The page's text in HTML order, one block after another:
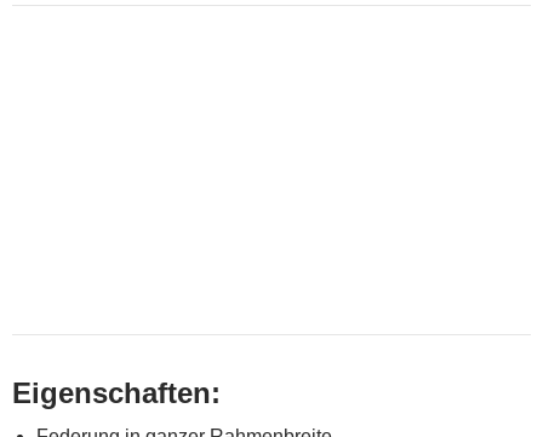
Eigenschaften: